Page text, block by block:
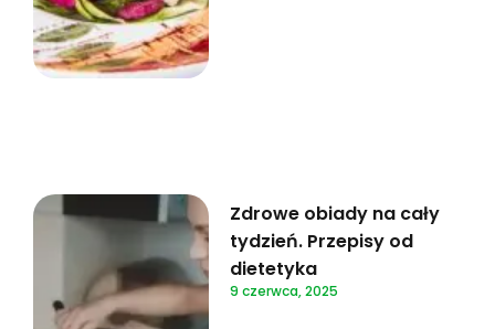
Zdrowe obiady na cały
tydzień. Przepisy od
dietetyka
9 czerwca, 2025